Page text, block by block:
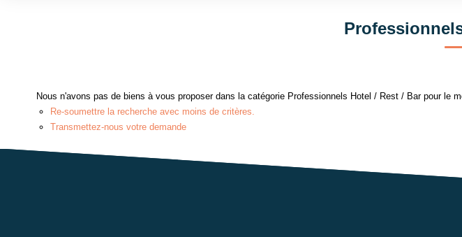
Nous n'avons pas de biens à vous proposer dans la catégorie Professionnels Hotel / Rest / Bar pour le
Re-soumettre la recherche avec moins de critères.
Transmettez-nous votre demande